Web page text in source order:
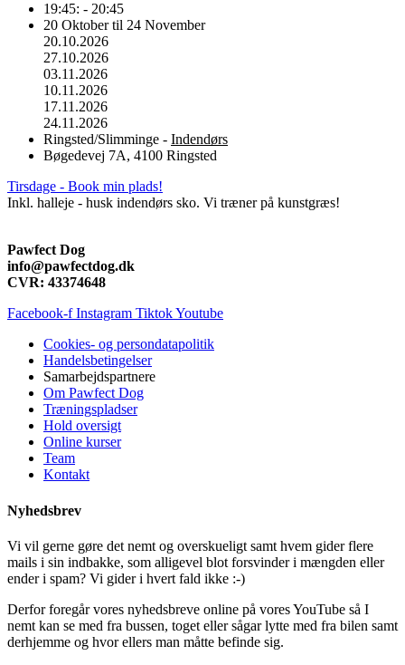
19:45: - 20:45
20 Oktober til 24 November
20.10.2026
27.10.2026
03.11.2026
10.11.2026
17.11.2026
24.11.2026
Ringsted/Slimminge - Indendørs
Bøgedevej 7A, 4100 Ringsted
Tirsdage - Book min plads!
Inkl. halleje - husk indendørs sko. Vi træner på kunstgræs!
Pawfect Dog
info@pawfectdog.dk
CVR: 43374648
Facebook-f Instagram TiktokYoutube
Cookies- og persondatapolitik
Handelsbetingelser
Samarbejdspartnere
Om Pawfect Dog
Træningspladser
Hold oversigt
Online kurser
Team
Kontakt
Nyhedsbrev
Vi vil gerne gøre det nemt og overskueligt samt hvem gider flere
mails i sin indbakke, som alligevel blot forsvinder i mængden eller
ender i spam? Vi gider i hvert fald ikke :-)
Derfor foregår vores nyhedsbreve online på vores YouTube så I
nemt kan se med fra bussen, toget eller sågar lytte med fra bilen samt
derhjemme og hvor ellers man måtte befinde sig.